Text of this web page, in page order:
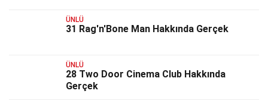
ÜNLÜ
31 Rag'n'Bone Man Hakkında Gerçek
ÜNLÜ
28 Two Door Cinema Club Hakkında
Gerçek